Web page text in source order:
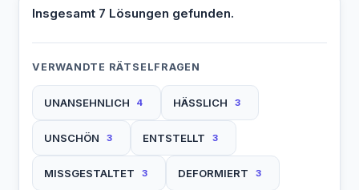
Insgesamt 7 Lösungen gefunden.
VERWANDTE RÄTSELFRAGEN
UNANSEHNLICH 4 HÄSSLICH 3
UNSCHÖN 3 ENTSTELLT 3
MISSGESTALTET 3 DEFORMIERT 3